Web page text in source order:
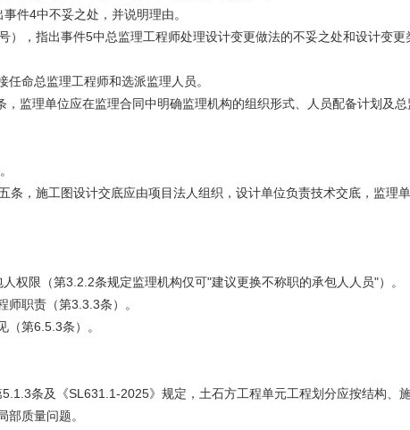
件4中不妥之处，并说明理由。
，指出事件5中总监理工程师处理设计变更做法的不妥之处和设计变更
命总监理工程师和选派监理人员。
监理单位应在监理合同中明确监理机构的组织形式、人员配备计划及
，施工图设计交底应由项目法人组织，设计单位负责技术交底，监理
限（第3.2.2条规定监理机构仅可"建议更换不称职的承包人人员"）。
职责（第3.3.3条）。
第6.5.3条）。
条及《SL631.1-2025》规定，土石方工程单元工程划分应按结构、
质量问题。